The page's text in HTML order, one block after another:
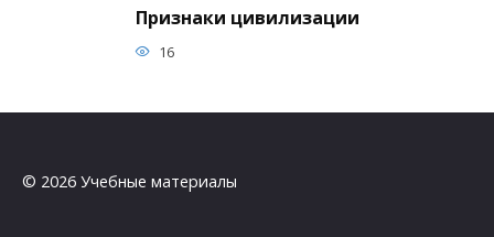
Признаки цивилизации
16
© 2026 Учебные материалы